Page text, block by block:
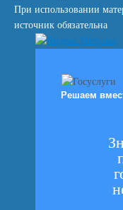
При использовании
источник обязательна
Решаем